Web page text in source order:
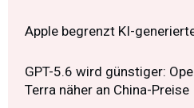
Apple begrenzt KI-
GPT-5.6 wird günstiger:
Terra näher an China-Preise